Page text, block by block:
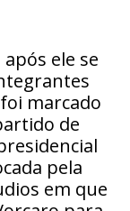
ele se
marcado
de
pela
em que